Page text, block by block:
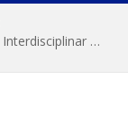
Prefeitura de Portel lança III Feira Científica Interdisciplinar com foco em Ciência e Territorialidade